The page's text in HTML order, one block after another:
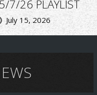
7/26 PLAYLIST
July 15, 2026